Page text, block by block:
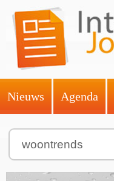
Nieuws Agenda